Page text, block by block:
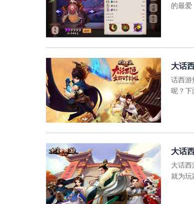
的最爱
大话
话西游
呢？下
大话
大话西
就为玩